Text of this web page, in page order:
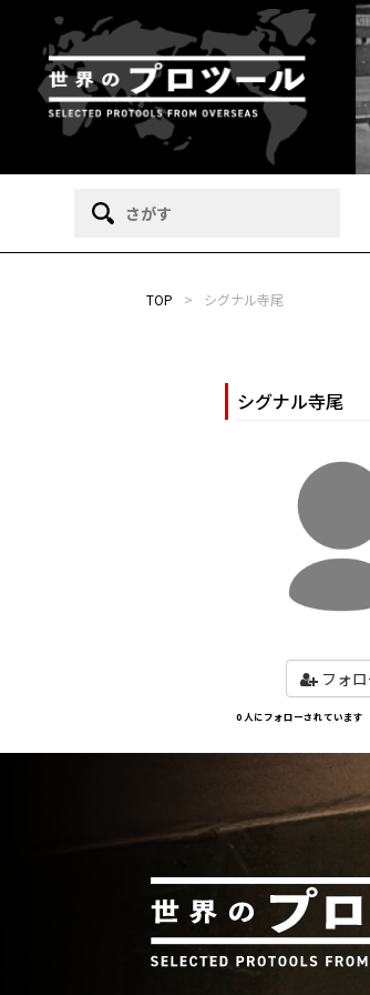
TOP > シグナル寺尾
シグナル寺尾
フォロ
0 人にフォローされています